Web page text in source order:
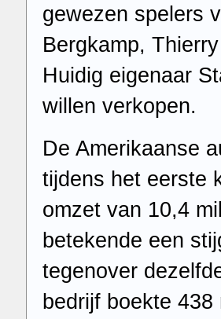
gewezen spelers
Bergkamp,
Huidig eigenaar
willen verkopen.
De Amerikaanse
tijdens het eerste
omzet van 10,4
betekende een
tegenover
bedrijf boekte